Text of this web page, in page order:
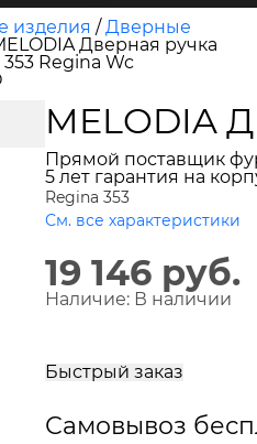
изделия /Дверные
Дверная ручка
Regina Wc
MELODIA
Прямой поставщик
5 лет гарантия на
Regina 353
См. все характеристики
19 146 руб.
Наличие: В наличии
Быстрый заказ
Самовывоз